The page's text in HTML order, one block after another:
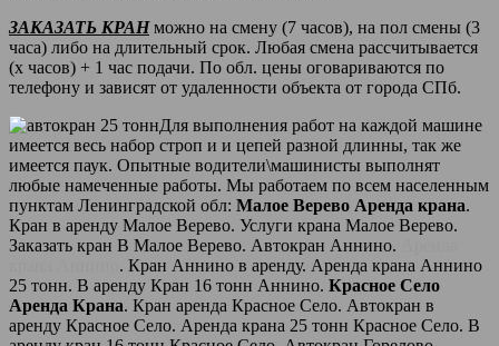
ЗАКАЗАТЬ КРАНможно на смену (7 часов), на пол смены (3
часа) либо на длительный срок. Любая смена рассчитывается
(х часов) + 1 час подачи. По обл. цены оговариваются по
телефону и зависят от удаленности объекта от города СПб.
Для выполнения работ на каждой машине
имеется весь набор строп и и цепей разной длинны, так же
имеется паук. Опытные водители\машинисты выполнят
любые намеченные работы. Мы работаем по всем населенным
пунктам Ленинградской обл: Малое Верево Аренда крана.
Кран в аренду Малое Верево. Услуги крана Малое Верево.
Заказать кран В Малое Верево. Автокран Аннино.
. Кран Аннино в аренду. Аренда крана Аннино
25 тонн. В аренду Кран 16 тонн Аннино. Красное Село
Аренда Крана. Кран аренда Красное Село. Автокран в
аренду Красное Село. Аренда крана 25 тонн Красное Село. В